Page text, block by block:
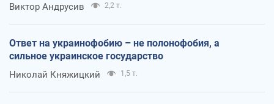
Виктор Андрусив 2,2 т.
Ответ на украинофобию – не полонофобия, а
сильное украинское государство
Николай Княжицкий 1,5 т.